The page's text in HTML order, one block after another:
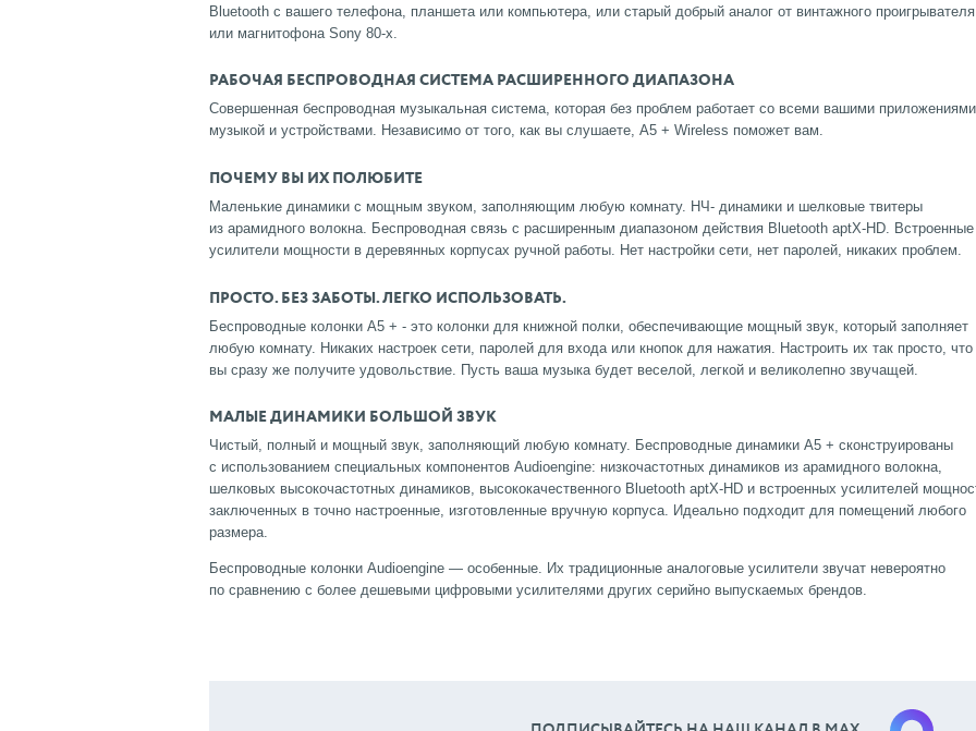
Bluetooth с вашего телефона, планшета или компьютера, или старый добрый аналог от винтажного проигрывателя
или магнитофона Sony 80-х.
РАБОЧАЯ БЕСПРОВОДНАЯ СИСТЕМА РАСШИРЕННОГО ДИАПАЗОНА
Совершенная беспроводная музыкальная система, которая без проблем работает со всеми вашими
музыкой и устройствами. Независимо от того, как вы слушаете, A5 + Wireless поможет вам.
ПОЧЕМУ ВЫ ИХ ПОЛЮБИТЕ
Маленькие динамики с мощным звуком, заполняющим любую комнату. НЧ- динамики и шелковые твитеры
из арамидного волокна. Беспроводная связь с расширенным диапазоном действия Bluetooth aptX-HD. Встроенные
усилители мощности в деревянных корпусах ручной работы. Нет настройки сети, нет паролей, никаких проблем.
ПРОСТО. БЕЗ ЗАБОТЫ. ЛЕГКО ИСПОЛЬЗОВАТЬ.
Беспроводные колонки A5 + - это колонки для книжной полки, обеспечивающие мощный звук, который заполняет
любую комнату. Никаких настроек сети, паролей для входа или кнопок для нажатия. Настроить их так просто, что
вы сразу же получите удовольствие. Пусть ваша музыка будет веселой, легкой и великолепно звучащей.
МАЛЫЕ ДИНАМИКИ БОЛЬШОЙ ЗВУК
Чистый, полный и мощный звук, заполняющий любую комнату. Беспроводные динамики A5 + сконструированы
с использованием специальных компонентов Audioengine: низкочастотных динамиков из арамидного волокна,
шелковых высокочастотных динамиков, высококачественного Bluetooth aptX-HD и встроенных усилителей
заключенных в точно настроенные, изготовленные вручную корпуса. Идеально подходит для помещений любого
размера.
Беспроводные колонки Audioengine — особенные. Их традиционные аналоговые усилители звучат невероятно
по сравнению с более дешевыми цифровыми усилителями других серийно выпускаемых брендов.